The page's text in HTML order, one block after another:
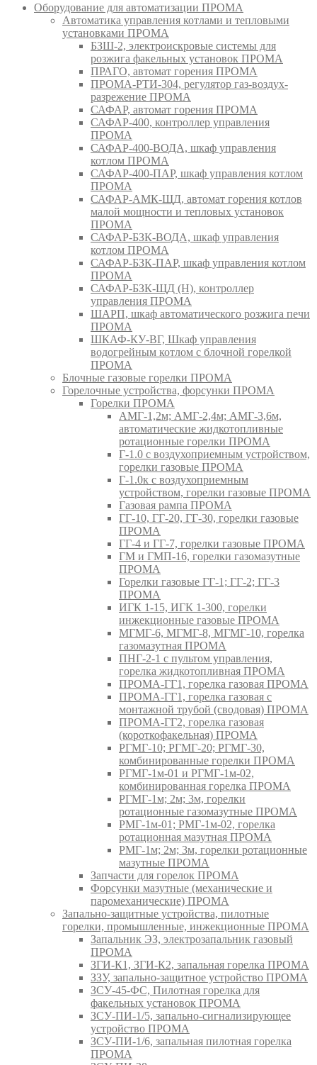
Оборудование для автоматизации ПРОМА
Автоматика управления котлами и тепловыми
установками ПРОМА
БЗШ-2, электроискровые системы для
розжига факельных установок ПРОМА
ПРАГО, автомат горения ПРОМА
ПРОМА-РТИ-304, регулятор газ-воздух-
разрежение ПРОМА
САФАР, автомат горения ПРОМА
САФАР-400, контроллер управления
ПРОМА
САФАР-400-ВОДА, шкаф управления
котлом ПРОМА
САФАР-400-ПАР, шкаф управления котлом
ПРОМА
САФАР-АМК-ЩД, автомат горения котлов
малой мощности и тепловых установок
ПРОМА
САФАР-БЗК-ВОДА, шкаф управления
котлом ПРОМА
САФАР-БЗК-ПАР, шкаф управления котлом
ПРОМА
САФАР-БЗК-ЩД (Н), контроллер
управления ПРОМА
ШАРП, шкаф автоматического розжига печи
ПРОМА
ШКАФ-КУ-ВГ, Шкаф управления
водогрейным котлом с блочной горелкой
ПРОМА
Блочные газовые горелки ПРОМА
Горелочные устройства, форсунки ПРОМА
Горелки ПРОМА
АМГ-1,2м; АМГ-2,4м; АМГ-3,6м,
автоматические жидкотопливные
ротационные горелки ПРОМА
Г-1.0 с воздухоприемным устройством,
горелки газовые ПРОМА
Г-1.0к с воздухоприемным
устройством, горелки газовые ПРОМА
Газовая рампа ПРОМА
ГГ-10, ГГ-20, ГГ-30, горелки газовые
ПРОМА
ГГ-4 и ГГ-7, горелки газовые ПРОМА
ГМ и ГМП-16, горелки газомазутные
ПРОМА
Горелки газовые ГГ-1; ГГ-2; ГГ-3
ПРОМА
ИГК 1-15, ИГК 1-300, горелки
инжекционные газовые ПРОМА
МГМГ-6, МГМГ-8, МГМГ-10, горелка
газомазутная ПРОМА
ПНГ-2-1 с пультом управления,
горелка жидкотопливная ПРОМА
ПРОМА-ГГ1, горелка газовая ПРОМА
ПРОМА-ГГ1, горелка газовая с
монтажной трубой (сводовая) ПРОМА
ПРОМА-ГГ2, горелка газовая
(короткофакельная) ПРОМА
РГМГ-10; РГМГ-20; РГМГ-30,
комбинированные горелки ПРОМА
РГМГ-1м-01 и РГМГ-1м-02,
комбинированная горелка ПРОМА
РГМГ-1м; 2м; 3м, горелки
ротационные газомазутные ПРОМА
РМГ-1м-01; РМГ-1м-02, горелка
ротационная мазутная ПРОМА
РМГ-1м; 2м; 3м, горелки ротационные
мазутные ПРОМА
Запчасти для горелок ПРОМА
Форсунки мазутные (механические и
паромеханические) ПРОМА
Запально-защитные устройства, пилотные
горелки, промышленные, инжекционные ПРОМА
Запальник ЭЗ, электрозапальник газовый
ПРОМА
ЗГИ-К1, ЗГИ-К2, запальная горелка ПРОМА
ЗЗУ, запально-защитное устройство ПРОМА
ЗСУ-45-ФС, Пилотная горелка для
факельных установок ПРОМА
ЗСУ-ПИ-1/5, запально-сигнализирующее
устройство ПРОМА
ЗСУ-ПИ-1/6, запальная пилотная горелка
ПРОМА